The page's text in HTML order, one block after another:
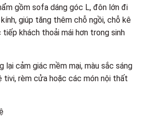
gồm sofa dáng góc L, đôn lớn đi
giúp tăng thêm chỗ ngồi, chỗ kê
khách thoải mái hơn trong sinh
lại cảm giác mềm mại, màu sắc sáng
tivi, rèm cửa hoặc các món nội thất